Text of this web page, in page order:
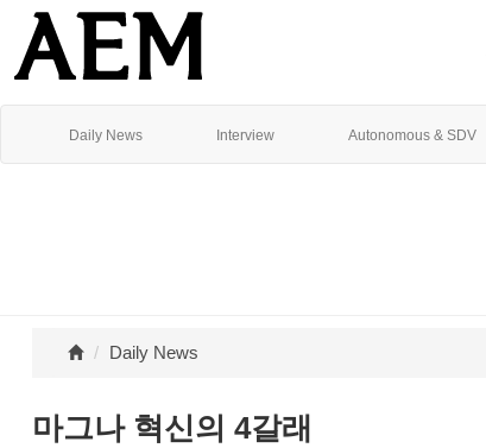
Daily News Interview Autonomous & SDV
Daily News
마그나 혁신의 4갈래